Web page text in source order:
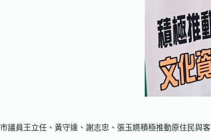
市議員王立任、黃守達、謝志忠、張玉嬿積極推動原住民與